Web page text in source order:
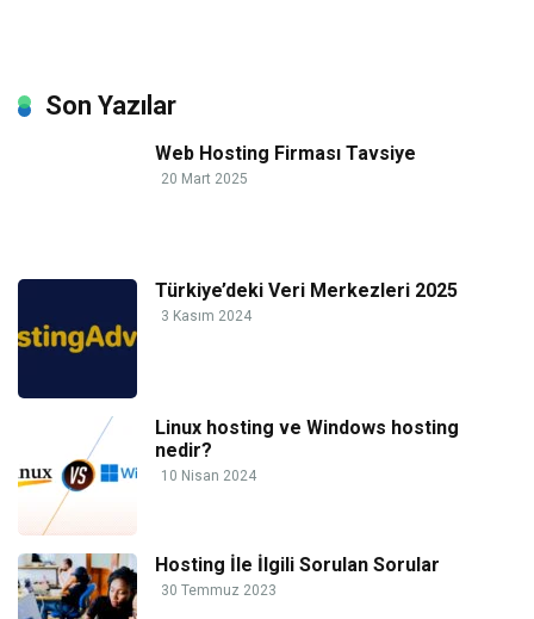
Son Yazılar
Web Hosting Firması Tavsiye
20 Mart 2025
Türkiye’deki Veri Merkezleri 2025
3 Kasım 2024
Linux hosting ve Windows hosting
nedir?
10 Nisan 2024
Hosting İle İlgili Sorulan Sorular
30 Temmuz 2023